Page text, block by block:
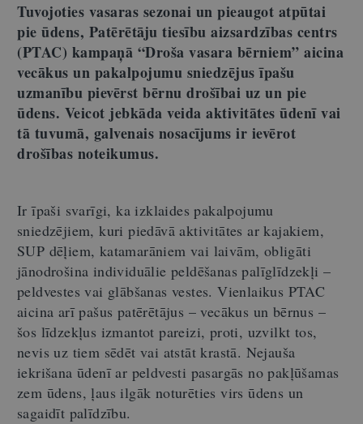
Tuvojoties vasaras sezonai un pieaugot atpūtai
pie ūdens, Patērētāju tiesību aizsardzības centrs
(PTAC) kampaņā “Droša vasara bērniem” aicina
vecākus un pakalpojumu sniedzējus īpašu
uzmanību pievērst bērnu drošībai uz un pie
ūdens. Veicot jebkāda veida aktivitātes ūdenī vai
tā tuvumā, galvenais nosacījums ir ievērot
drošības noteikumus.
Ir īpaši svarīgi, ka izklaides pakalpojumu
sniedzējiem, kuri piedāvā aktivitātes ar kajakiem,
SUP dēļiem, katamarāniem vai laivām, obligāti
jānodrošina individuālie peldēšanas palīglīdzekļi –
peldvestes vai glābšanas vestes. Vienlaikus PTAC
aicina arī pašus patērētājus – vecākus un bērnus –
šos līdzekļus izmantot pareizi, proti, uzvilkt tos,
nevis uz tiem sēdēt vai atstāt krastā. Nejauša
iekrišana ūdenī ar peldvesti pasargās no pakļūšamas
zem ūdens, ļaus ilgāk noturēties virs ūdens un
sagaidīt palīdzību.